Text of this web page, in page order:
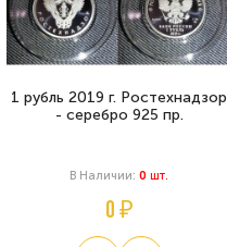
1 рубль 2019 г. Ростехнадзор
- серебро 925 пр.
В Наличии: 0 Шт.
0 ₽